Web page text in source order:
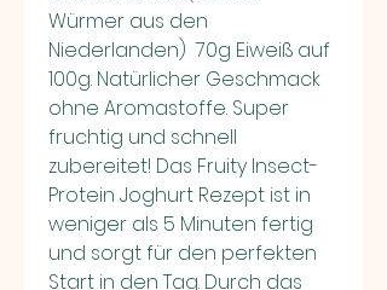
Würmer aus den
Niederlanden)  70g Eiweiß auf
100g. Natürlicher Geschmack
ohne Aromastoffe. Super
fruchtig und schnell
zubereitet! Das Fruity Insect-
Protein Joghurt Rezept ist in
weniger als 5 Minuten fertig
und sorgt für den perfekten
Start in den Tag. Durch das